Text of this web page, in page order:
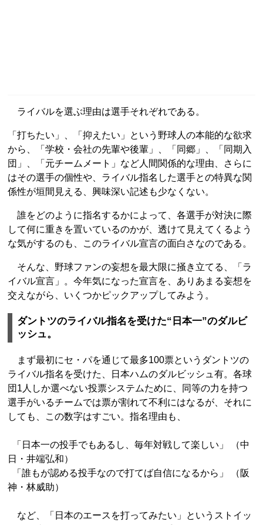
ライバルを選ぶ理由は選手それぞれである。
「打ちたい」、「抑えたい」という野球人の本能的な欲求
から、「学校・会社の先輩や後輩」、「同郷」、「同期入
団」、「元チームメート」など人間関係的な理由、さらに
はその選手の個性や、ライバル指名した選手との特異な関
係性が垣間見える、興味深い記述も少なくない。
誰をどのように指名するかによって、各選手が対決に際
して何に重きを置いているのかが、透けて見えてくるよう
な気がするのも、このライバル宣言の面白さなのである。
そんな、野球ファンの妄想を最大限に掻き立てる、「ラ
イバル宣言」。今年気になった宣言を、ありあまる妄想を
交えながら、いくつかピックアップしてみよう。
ダントツのライバル指名を受けた“日本一”のダルビ
ッシュ。
まず最初にセ・パを通じて最多100票というダントツの
ライバル指名を受けた、日本ハムのダルビッシュ有。各球
団1人しか選べない投票システムために、同等の力を持つ
選手がいるチームでは票が割れて不利にはなるが、それに
しても、この数字はすごい。指名理由も、
「日本一の投手でもあるし、毎年対戦して楽しい」 （中
日・井端弘和）
「誰もが認める投手なので打てば自信になるから」 （阪
神・林威助）
など、「日本のエースを打ってみたい」というストイッ